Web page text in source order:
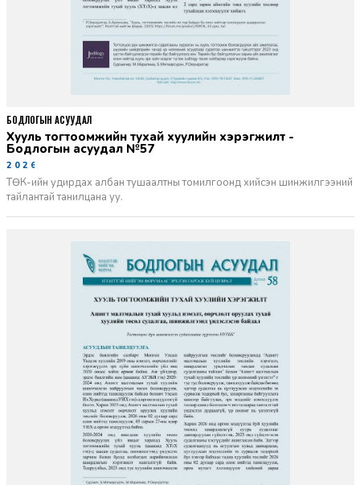
Хууль тогтоомжийн тухай хуулийн хэрэгжилт -
Бодлогын асуудал №57
2026-06-02
ТӨК-ийн удирдах албан тушаалтны томилгоонд хийсэн шинжилгээний
тайлантай танилцана уу.
БОДЛОГЫН АСУУДАЛ